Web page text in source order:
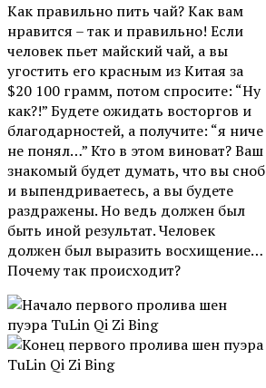
Как правильно пить чай? Как вам
нравится – так и правильно! Если
человек пьет майский чай, а вы
угостить его красным из Китая за
$20 100 грамм, потом спросите: “Ну
как?!” Будете ожидать восторгов и
благодарностей, а получите: “я ниче
не понял…” Кто в этом виноват? Ваш
знакомый будет думать, что вы сноб
и выпендриваетесь, а вы будете
раздражены. Но ведь должен был
быть иной результат. Человек
должен был выразить восхищение…
Почему так происходит?